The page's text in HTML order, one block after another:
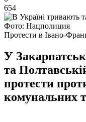
654
Фото: Нацполиция
Протести в Івано-
У
та
протести
комунальних